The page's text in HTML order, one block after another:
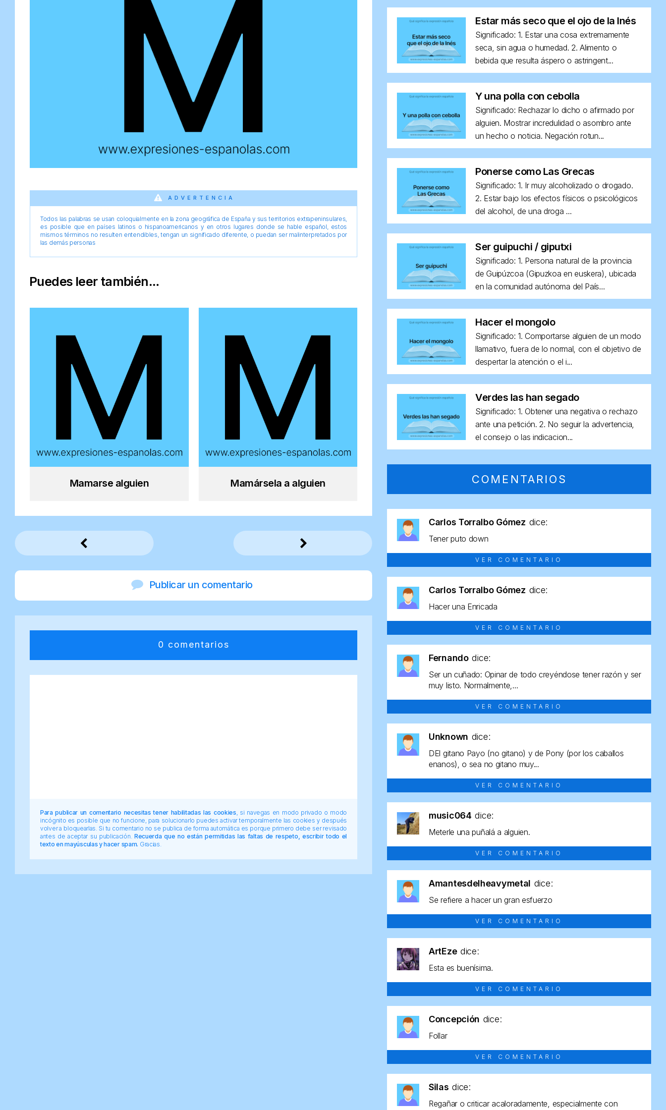
ADVERTENCIA
Todos las palabras se usan coloquialmente en la zona geográfica de España y sus territorios extrapeninsulares,
es posible que en países latinos o hispanoamericanos y en otros lugares donde se hable español, estos
mismos términos no resulten entendibles, tengan un significado diferente, o puedan ser malinterpretados por
las demás personas
Puedes leer también...
Mamarse alguien Mamársela a alguien
Publicar un comentario
0 comentarios
Para publicar un comentario necesitas tener habilitadas las cookies , si navegas en modo privado o modo
incógnito es posible que no funcione, para solucionarlo puedes activar temporalmente las cookies y después
volver a bloquearlas. Si tu comentario no se publica de forma automática es porque primero debe ser revisado
antes de aceptar su publicación. Recuerda que no están permitidas las faltas de respeto, escribir todo el
texto en mayúsculas y hacer spam. Gracias.
Estar más seco que el ojo de la Inés
Significado: 1. Estar una cosa extremamente
seca, sin agua o humedad. 2. Alimento o
bebida que resulta áspero o astringent...
Y una polla con cebolla
Significado: Rechazar lo dicho o afirmado por
alguien. Mostrar incredulidad o asombro ante
un hecho o noticia. Negación rotun...
Ponerse como Las Grecas
Significado: 1. Ir muy alcoholizado o drogado.
2. Estar bajo los efectos físicos o psicológicos
del alcohol, de una droga ...
Ser guipuchi / giputxi
Significado: 1. Persona natural de la provincia
de Guipúzcoa (Gipuzkoa en euskera), ubicada
en la comunidad autónoma del País...
Hacer el mongolo
Significado: 1. Comportarse alguien de un modo
llamativo, fuera de lo normal, con el objetivo de
despertar la atención o el i...
Verdes las han segado
Significado: 1. Obtener una negativa o rechazo
ante una petición. 2. No seguir la advertencia,
el consejo o las indicacion...
COMENTARIOS
Carlos Torralbo Gómez dice:
Tener puto down
VER COMENTARIO
Carlos Torralbo Gómez dice:
Hacer una Enricada
VER COMENTARIO
Fernando dice:
Ser un cuñado: Opinar de todo creyéndose tener razón y ser
muy listo. Normalmente,...
VER COMENTARIO
Unknown dice:
DEl gitano Payo (no gitano) y de Pony (por los caballos
enanos), o sea no gitano muy...
VER COMENTARIO
music064 dice:
Meterle una puñalá a alguien.
VER COMENTARIO
Amantesdelheavymetal dice:
Se refiere a hacer un gran esfuerzo
VER COMENTARIO
ArtEze dice:
Esta es buenísima.
VER COMENTARIO
Concepción dice:
Follar
VER COMENTARIO
Silas dice:
Regañar o criticar acaloradamente, especialmente con